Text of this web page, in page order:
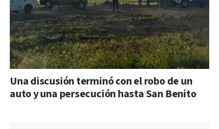
Una discusión terminó con el robo de un
auto y una persecución hasta San Benito